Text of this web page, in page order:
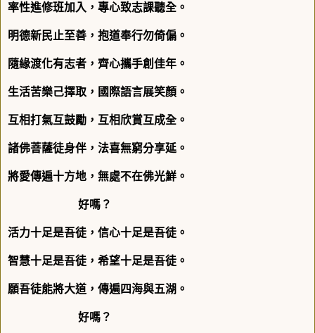
率性進修班加入，專心致志課聽全。
明德新民止至善，抱道奉行勿倚偏。
隨緣渡化有志者，齊心攜手創佳年。
生活苦樂己擇取，國際語言展笑顏。
互相打氣互鼓勵，互相欣賞互成全。
諸佛菩薩徒身伴，法喜無窮分享延。
將愛傳遍十方地，無處不在佛光鮮。
好嗎？
活力十足是吾徒，信心十足是吾徒。
智慧十足是吾徒，希望十足是吾徒。
願吾徒能將大道，傳遍四海與五湖。
好嗎？